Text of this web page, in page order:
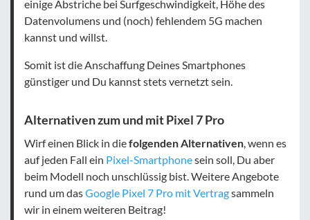
einige Abstriche bei Surfgeschwindigkeit, Höhe des
Datenvolumens und (noch) fehlendem 5G machen
kannst und willst.
Somit ist die Anschaffung Deines Smartphones
günstiger und Du kannst stets vernetzt sein.
Alternativen zum und mit Pixel 7 Pro
Wirf einen Blick in diefolgenden Alternativen, wenn es
auf jeden Fall ein Pixel-Smartphonesein soll, Du aber
beim Modell noch unschlüssig bist. Weitere Angebote
rund um dasGoogle Pixel 7 Pro mit Vertragsammeln
wir in einem weiteren Beitrag!